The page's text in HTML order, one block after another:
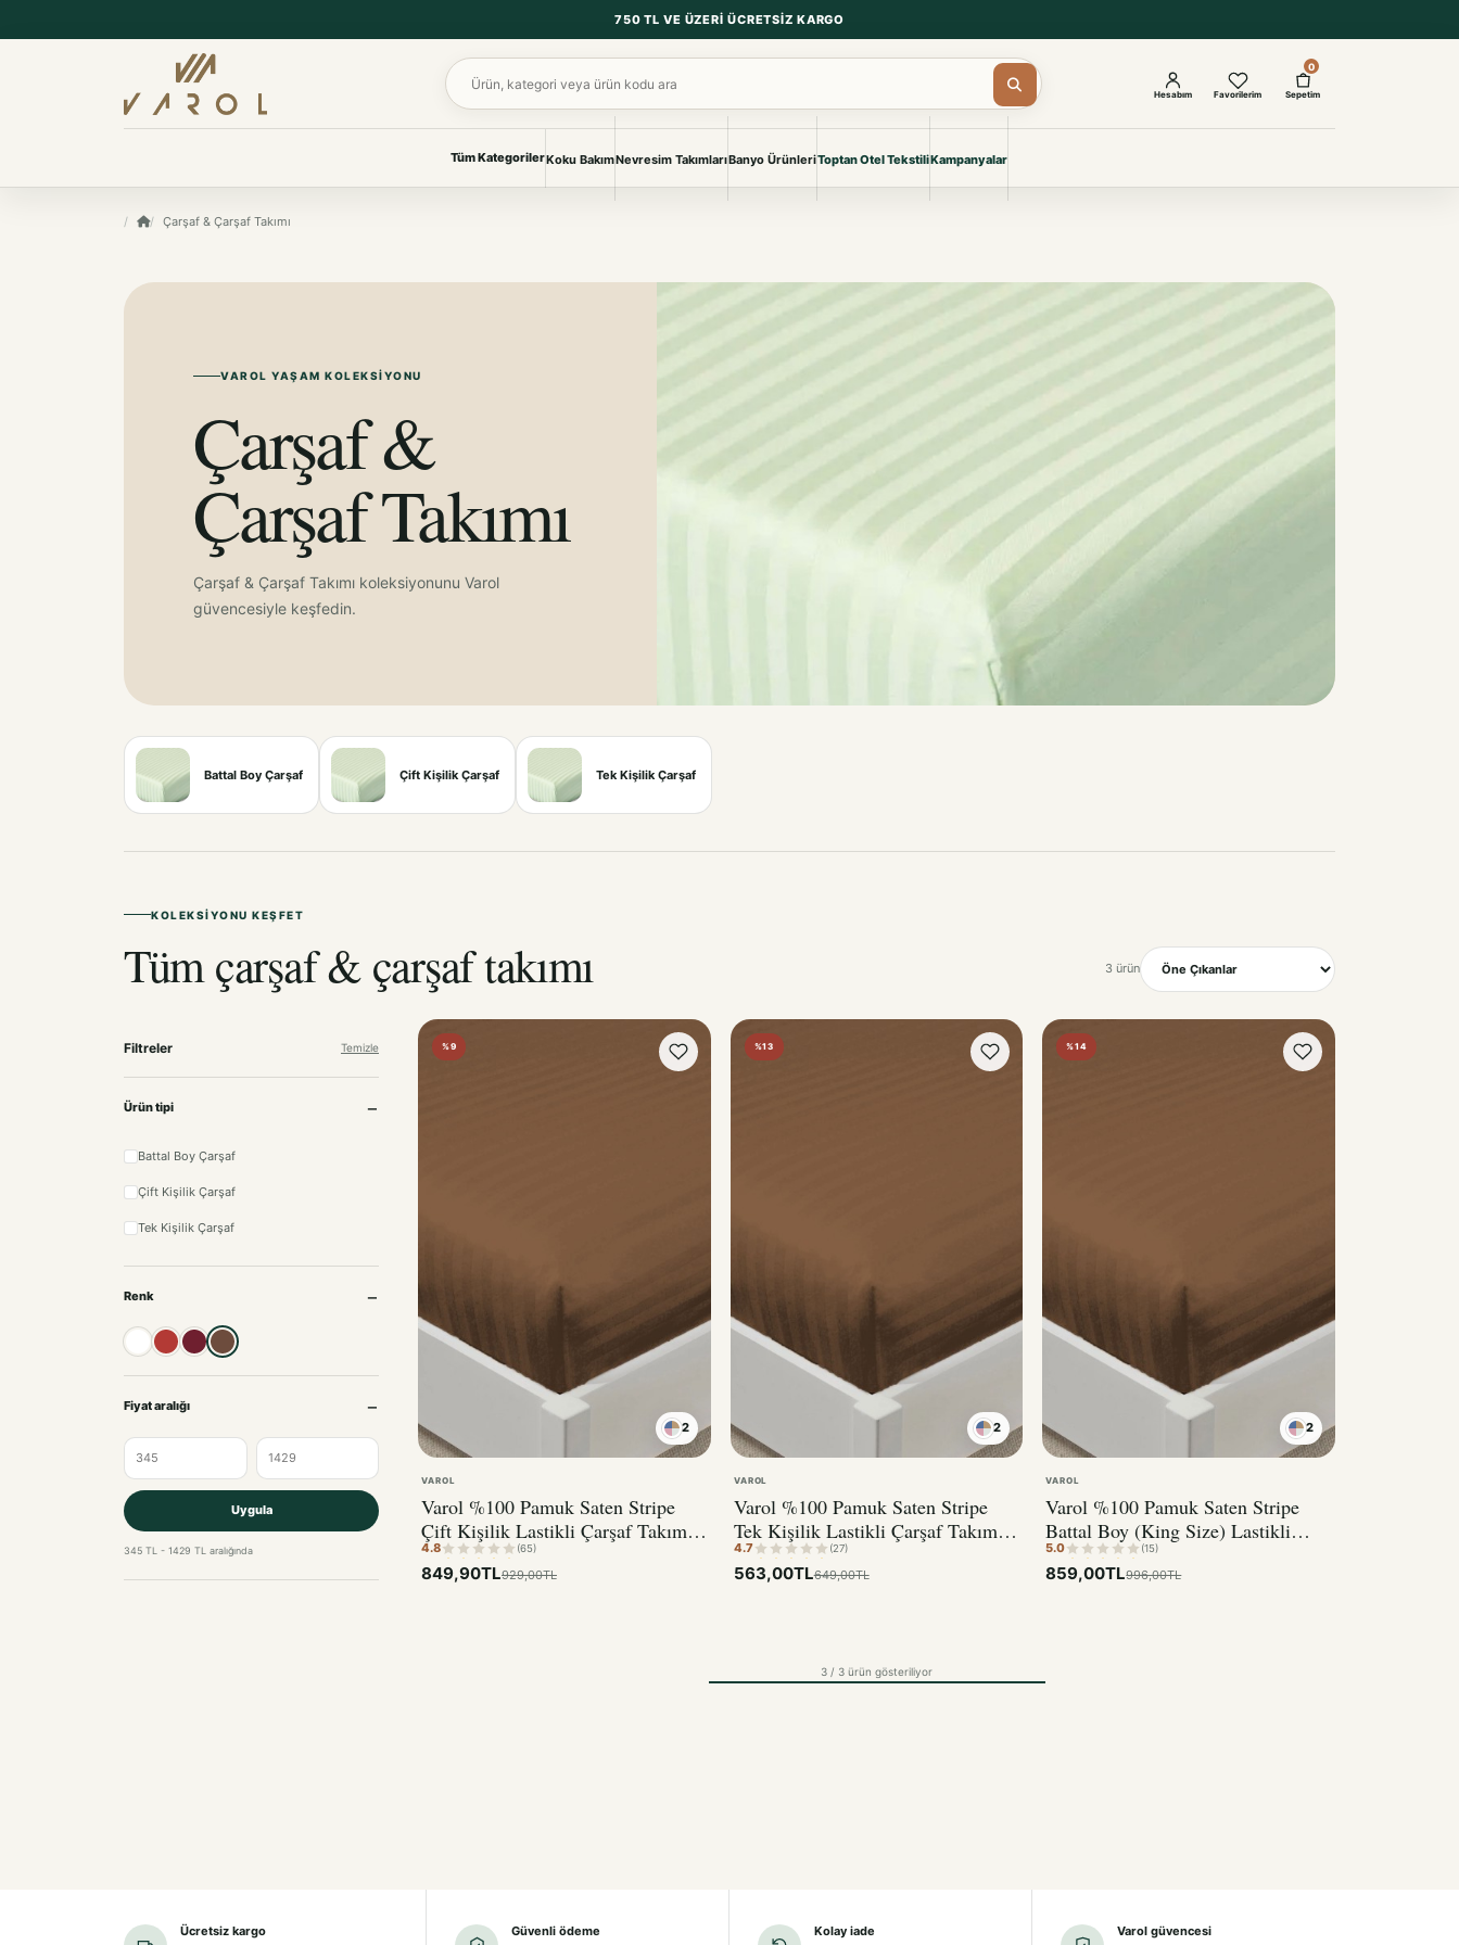
750 TL VE ÜZERI ÜCRETSIZ KARGO
Ürün ara
Tüm Kategoriler
özenle seçildi.
koleksiyona kolayca ulaşın.
TÜM KOLEKSIYONLARI GÖR
Toptan Otel Tekstili
Koku BakımNevresim TakımlarıBanyo ÜrünleriToptan Otel TekstiliKampanyalar
Hesabım Favorilerim
0
Sepetim
Çarşaf & Çarşaf Takımı
VAROL YAŞAM KOLEKSIYONU
Çarşaf &
Çarşaf Takımı
Çarşaf & Çarşaf Takımı koleksiyonunu Varol
güvencesiyle keşfedin.
Battal Boy Çarşaf Çift Kişilik Çarşaf Tek Kişilik Çarşaf
KOLEKSIYONU KEŞFET
Tüm çarşaf & çarşaf takımı 3 ürün
Filtreler Temizle
Ürün tipi
Battal Boy Çarşaf
Çift Kişilik Çarşaf
Tek Kişilik Çarşaf
Renk
BeyazKırmızıBordoKahve
Fiyat aralığı
Uygula
345 TL - 1429 TL aralığında
%9
2
VAROL
Varol %100 Pamuk Saten Stripe
Çift Kişilik Lastikli Çarşaf Takımı
– 30 cm – 2 Yastık Kılıfı KAHVE
4.8 (65)
849,90TL929,00TL
%13
2
VAROL
Varol %100 Pamuk Saten Stripe
Tek Kişilik Lastikli Çarşaf Takımı –
30 cm – 1 Yastık Kılıfı KAHVE
4.7 (27)
563,00TL649,00TL
%14
2
VAROL
Varol %100 Pamuk Saten Stripe
Battal Boy (King Size) Lastikli
Çarşaf Takımı – 30 cm – 2 Yastık
Kılıfı – 180x200 KAHVE
5.0 (15)
859,00TL996,00TL
3 / 3 ürün gösteriliyor
Ücretsiz kargo Güvenli ödeme Kolay iade Varol güvencesi